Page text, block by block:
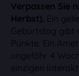
Verpassen Sie
Herbst). Ein
Geburtstag gibt
Punkte. Ein
ungefähr 4
einzigen